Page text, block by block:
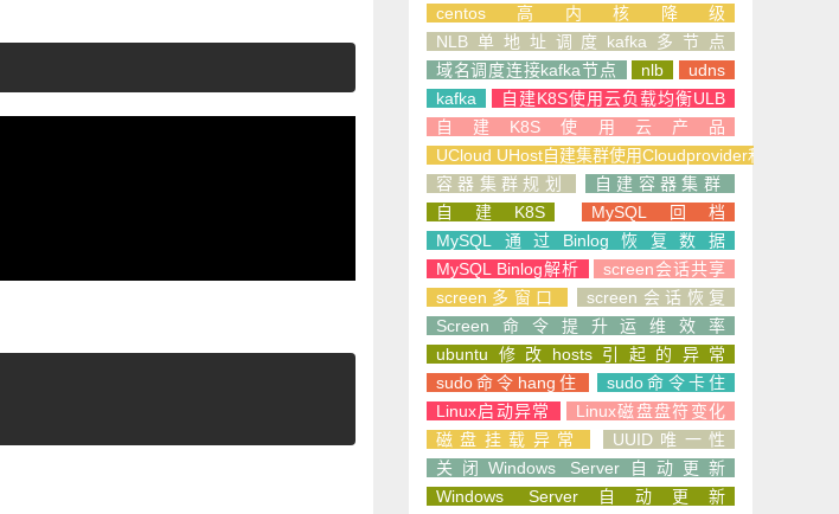
centos高内核降级
NLB单地址调度kafka多节点
域名调度连接kafka节点
nlb
udns
kafka
自建K8S使用云负载均衡ULB
自建K8S使用云产品
UCloud UHost自建集群使用Cloudprovider和CSI
容器集群规划
自建容器集群
自建K8S
MySQL回档
MySQL通过Binlog恢复数据
MySQL Binlog解析
screen会话共享
screen多窗口
screen会话恢复
Screen命令提升运维效率
ubuntu修改hosts引起的异常
sudo命令hang住
sudo命令卡住
Linux启动异常
Linux磁盘盘符变化
磁盘挂载异常
UUID唯一性
关闭Windows Server自动更新
Windows Server自动更新